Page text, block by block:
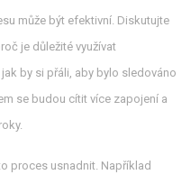
může být efektivní. Diskutujte
je důležité využívat
by si přáli, aby bylo sledováno
se budou cítit více zapojení a
proces usnadnit. Například